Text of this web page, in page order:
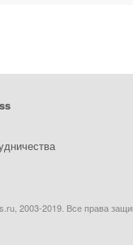
2003-2019. Все права